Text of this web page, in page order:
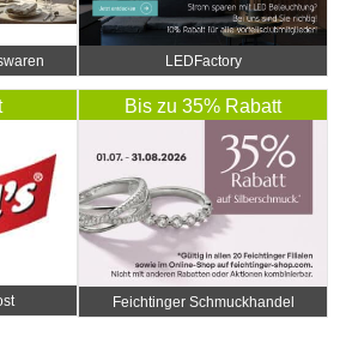
LEDFactory
Bis zu 35% Rabatt
Feichtinger Schmuckhandel
Zentrale